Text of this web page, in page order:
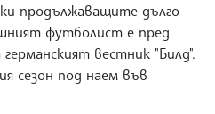
продължаващите дълго
футболист е пред
вестник "Билд".
сезон под наем във